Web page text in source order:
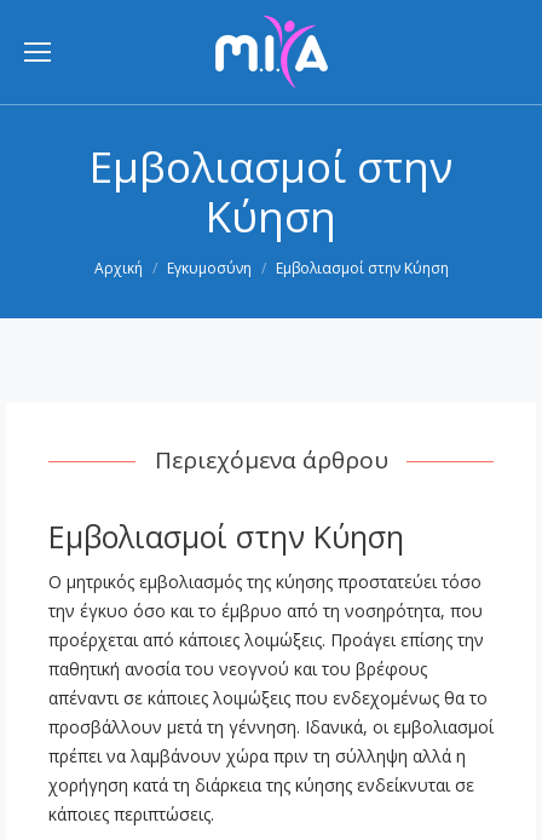
Εμβολιασμοί στην
Κύηση
You are here:
Αρχική Εγκυμοσύνη Εμβολιασμοί στην Κύηση
Περιεχόμενα άρθρου
Εμβολιασμοί στην Κύηση
Ο μητρικός εμβολιασμός της κύησης προστατεύει τόσο
την έγκυο όσο και το έμβρυο από τη νοσηρότητα, που
προέρχεται από κάποιες λοιμώξεις. Προάγει επίσης την
παθητική ανοσία του νεογνού και του βρέφους
απέναντι σε κάποιες λοιμώξεις που ενδεχομένως θα το
προσβάλλουν μετά τη γέννηση. Ιδανικά, οι εμβολιασμοί
πρέπει να λαμβάνουν χώρα πριν τη σύλληψη αλλά η
χορήγηση κατά τη διάρκεια της κύησης ενδείκνυται σε
κάποιες περιπτώσεις.